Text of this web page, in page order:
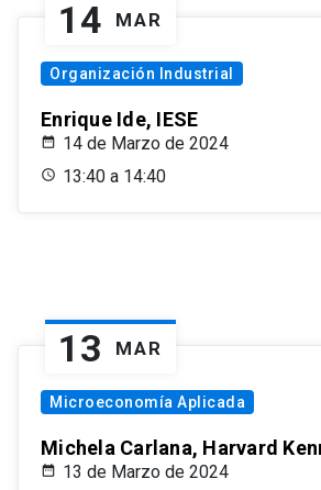
14 MAR
Organización Industrial
Enrique Ide, IESE
14 de Marzo de 2024
13:40 a 14:40
13 MAR
Microeconomía Aplicada
Michela Carlana, Harvard
13 de Marzo de 2024